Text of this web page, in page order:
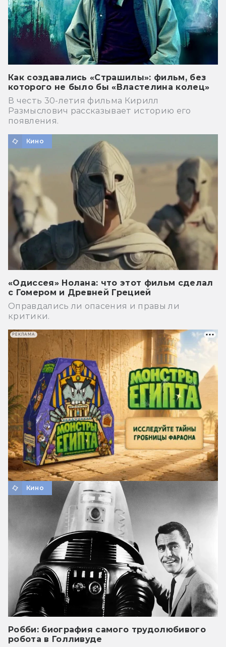
Как создавались «Страшилы»: фильм, без
которого не было бы «Властелина колец»
В честь 30-летия фильма Кирилл
Размыслович рассказывает историю его
появления.
Кино
«Одиссея» Нолана: что этот фильм сделал
с Гомером и Древней Грецией
Оправдались ли опасения и правы ли
критики.
Кино
Робби: биография самого трудолюбивого
робота в Голливуде
РЕКЛАМА